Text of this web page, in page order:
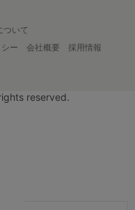
ついて
ー 会社概要
採用情報
reserved.